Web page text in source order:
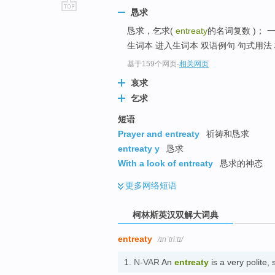
恳求
恳求，乞求( entreaty的名词复数 )；
生词本 进入生词本 双语例句 句式用
基于159个网页-相关网页
哀求
乞求
短语
Prayer and entreaty
祈祷和恳求
entreaty y
恳求
With a look of entreaty
恳求的神态
更多网络短语
柯林斯英汉双解大词典
entreaty /ɪnˈtriːtɪ/
1. N-VARAn entreaty is a very polite,